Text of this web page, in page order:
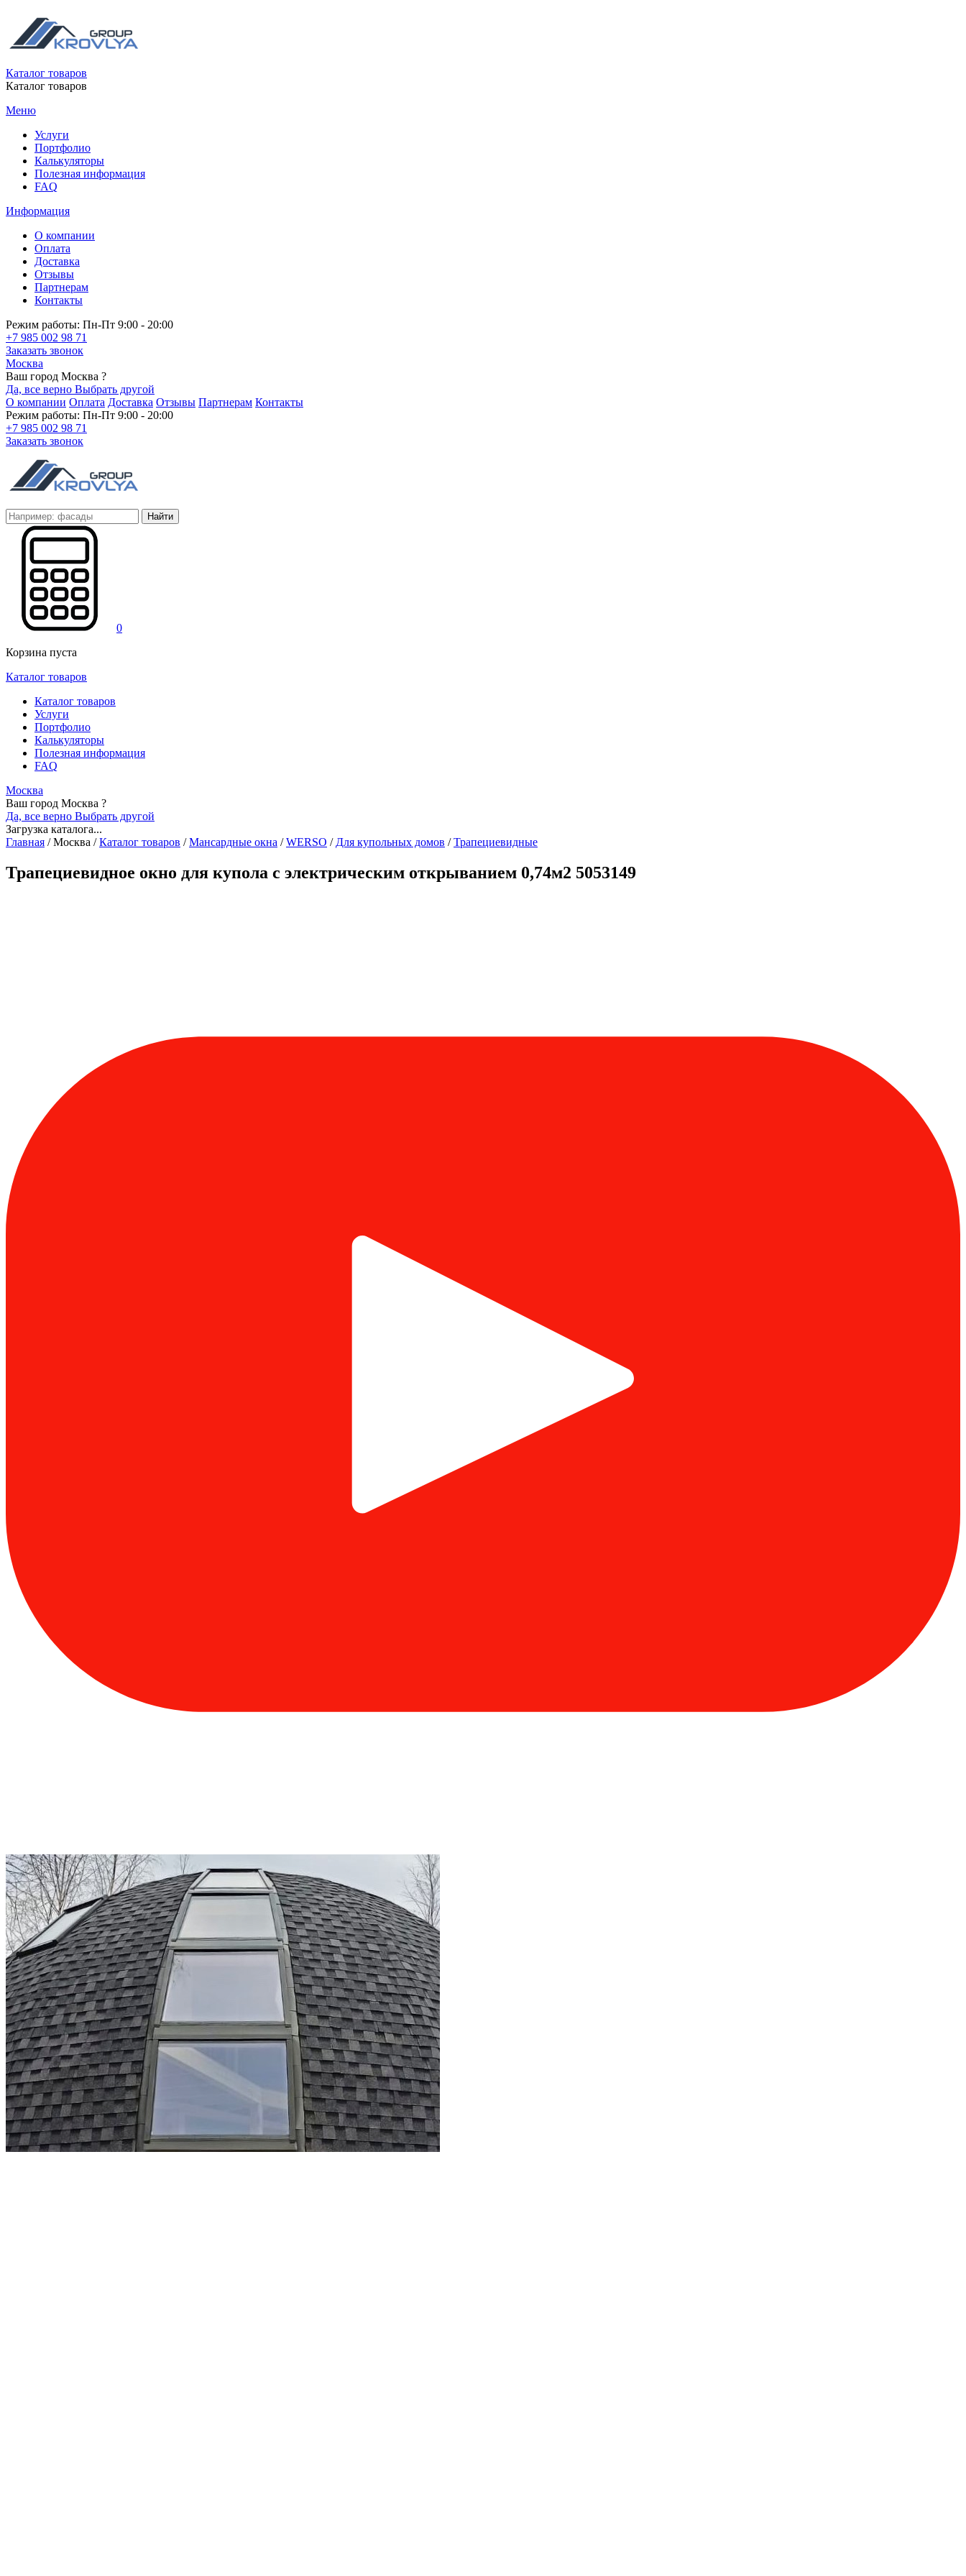
Каталог товаров
Каталог товаров
Меню
Услуги
Портфолио
Калькуляторы
Полезная информация
FAQ
Информация
О компании
Оплата
Доставка
Отзывы
Партнерам
Контакты
Режим работы: Пн-Пт 9:00 - 20:00
+7 985 002 98 71
Заказать звонок
Москва
Ваш город Москва ?
Да, все верно Выбрать другой
О компании Оплата Доставка Отзывы Партнерам Контакты
Режим работы: Пн-Пт 9:00 - 20:00
+7 985 002 98 71
Заказать звонок
Найти
0
Корзина пуста
Каталог товаров
Каталог товаров
Услуги
Портфолио
Калькуляторы
Полезная информация
FAQ
Москва
Ваш город Москва ?
Да, все верно Выбрать другой
Загрузка каталога...
Главная /Москва / Каталог товаров / Мансардные окна / WERSO / Для купольных домов / Трапециевидные
Трапециевидное окно для купола с электрическим открыванием 0,74м2 5053149